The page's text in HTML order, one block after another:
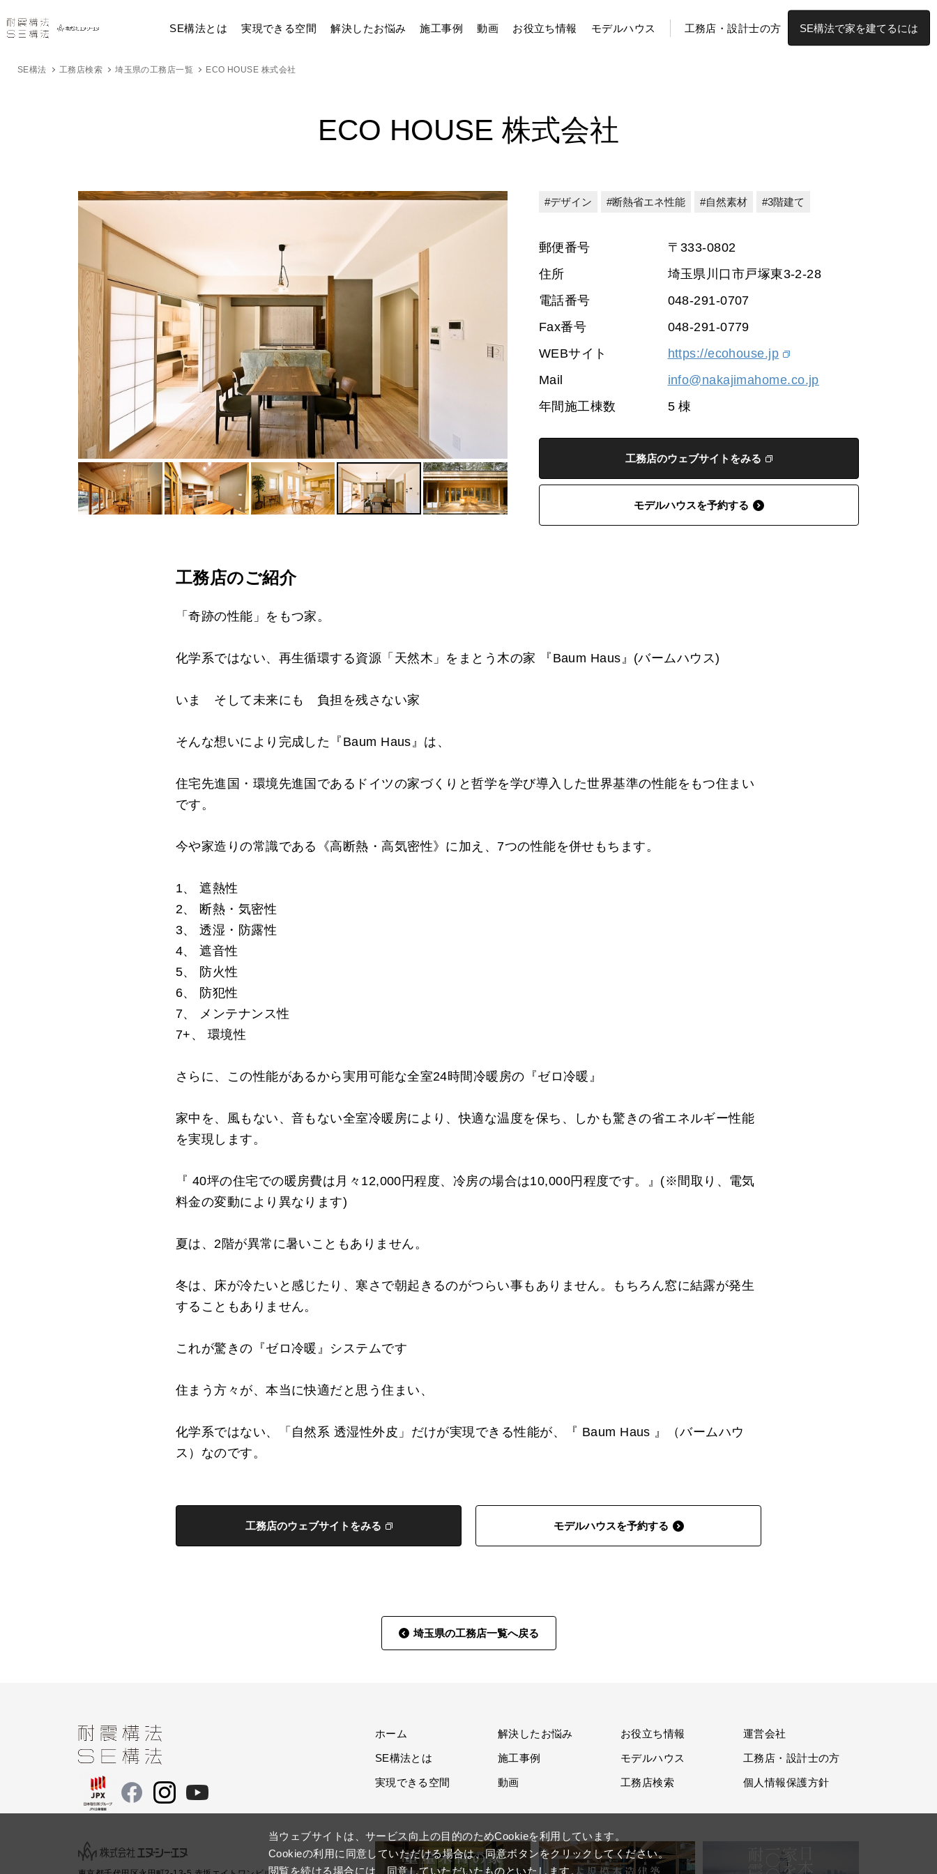
当ウェブサイトは、サービス向上の目的のためCookieを利用しています。
Cookieの利用に同意していただける場合は、同意ボタンをクリックしてください。
閲覧を続ける場合には、同意していただいたものといたします。
SE構法とは 実現できる空間 解決したお悩み 施工事例 動画 お役立ち情報 モデルハウス 工務店・設計士の方 SE構法で家を建てるには
SE構法 工務店検索 埼玉県の工務店一覧 ECO HOUSE 株式会社
ECO HOUSE 株式会社
デザイン 断熱省エネ性能 自然素材 3階建て
郵便番号
〒333-0802
住所
埼玉県川口市戸塚東3-2-28
電話番号
048-291-0707
Fax番号
048-291-0779
WEBサイト
https://ecohouse.jp
Mail
info@nakajimahome.co.jp
年間施工棟数
5 棟
工務店のウェブサイトをみる
モデルハウスを予約する
工務店のご紹介
「奇跡の性能」をもつ家。
化学系ではない、再生循環する資源「天然木」をまとう木の家 『Baum Haus』(バームハウス)
いま そして未来にも 負担を残さない家
そんな想いにより完成した『Baum Haus』は、
住宅先進国・環境先進国であるドイツの家づくりと哲学を学び導入した世界基準の性能をもつ住まい
です。
今や家造りの常識である《高断熱・高気密性》に加え、7つの性能を併せもちます。
1、 遮熱性
2、 断熱・気密性
3、 透湿・防露性
4、 遮音性
5、 防火性
6、 防犯性
7、 メンテナンス性
7+、 環境性
さらに、この性能があるから実用可能な全室24時間冷暖房の『ゼロ冷暖』
家中を、風もない、音もない全室冷暖房により、快適な温度を保ち、しかも驚きの省エネルギー性能
を実現します。
『 40坪の住宅での暖房費は月々12,000円程度、冷房の場合は10,000円程度です。』(※間取り、電気
料金の変動により異なります)
夏は、2階が異常に暑いこともありません。
冬は、床が冷たいと感じたり、寒さで朝起きるのがつらい事もありません。もちろん窓に結露が発生
することもありません。
これが驚きの『ゼロ冷暖』システムです
住まう方々が、本当に快適だと思う住まい、
化学系ではない、「自然系 透湿性外皮」だけが実現できる性能が、『 Baum Haus 』（バームハウ
ス）なのです。
工務店のウェブサイトをみる モデルハウスを予約する
埼玉県の工務店一覧へ戻る
ホーム 解決したお悩み お役立ち情報 運営会社
SE構法とは 施工事例 モデルハウス 工務店・設計士の方
実現できる空間 動画 工務店検索 個人情報保護方針